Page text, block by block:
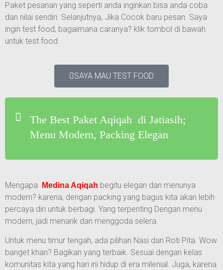
Paket pesanan yang seperti anda inginkan bisa anda coba
dan nilai sendiri. Selanjutnya, Jika Cocok baru pesan. Saya
ingin test food, bagaimana caranya? klik tombol di bawah
untuk test food
SAYA MAU TEST FOOD
The Best Paket Aqiqah di Jatiasih;
Menu Modern, Packing Elegan
Mengapa Medina Aqiqah begitu elegan dan menunya
modern? karena, dengan packing yang bagus kita akan lebih
percaya diri untuk berbagi. Yang terpenting Dengan menu
modern, jadi menarik dan menggoda selera.
Untuk menu timur tengah, ada pilihan Nasi dan Roti Pita. Wow
banget khan? Bagikan yang terbaik. Sesuai dengan kelas
komunitas kita yang hari ini hidup di era milenial. Juga, karena